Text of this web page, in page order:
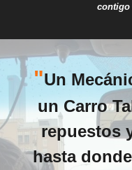
contigo
"Un
un Carro
repuestos
hasta